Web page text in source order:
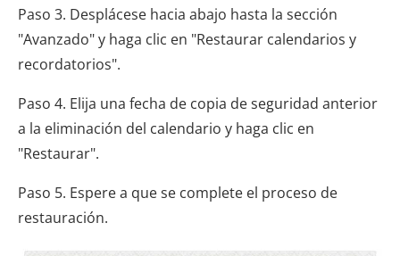
Paso 3. Desplácese hacia abajo hasta la sección
"Avanzado" y haga clic en "Restaurar calendarios y
recordatorios".
Paso 4. Elija una fecha de copia de seguridad anterior
a la eliminación del calendario y haga clic en
"Restaurar".
Paso 5. Espere a que se complete el proceso de
restauración.